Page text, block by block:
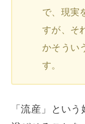
で、現実
すが、そ
かそうい
す。
「流産」とい